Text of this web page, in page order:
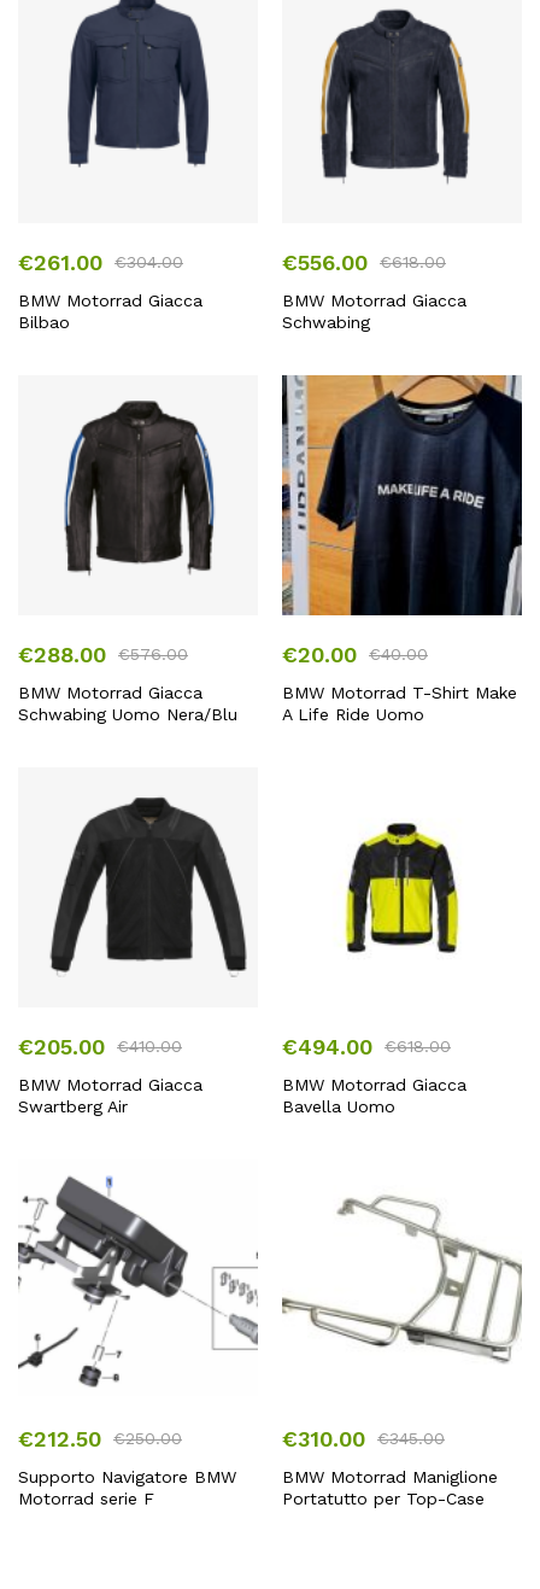
€142.00
€261.00 €304.00
BMW Motorrad Giacca
Bilbao
€556.00 €618.00
BMW Motorrad Giacca
Schwabing
€288.00 €576.00
BMW Motorrad Giacca
Schwabing Uomo Nera/Blu
€20.00 €40.00
BMW Motorrad T-Shirt Make
A Life Ride Uomo
€205.00 €410.00
BMW Motorrad Giacca
Swartberg Air
€494.00 €618.00
BMW Motorrad Giacca
Bavella Uomo
€212.50 €250.00
Supporto Navigatore BMW
Motorrad serie F
€310.00 €345.00
BMW Motorrad Maniglione
Portatutto per Top-Case